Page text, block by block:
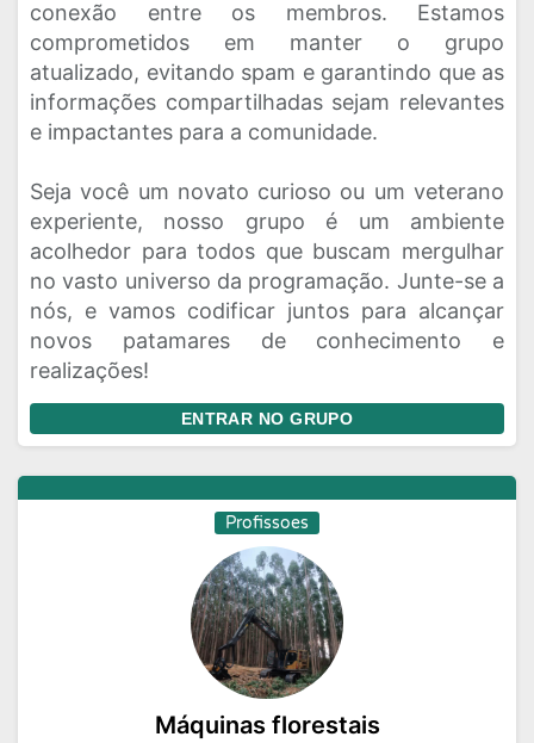
conexão entre os membros. Estamos
comprometidos em manter o grupo
atualizado, evitando spam e garantindo que as
informações compartilhadas sejam relevantes
e impactantes para a comunidade.
Seja você um novato curioso ou um veterano
experiente, nosso grupo é um ambiente
acolhedor para todos que buscam mergulhar
no vasto universo da programação. Junte-se a
nós, e vamos codificar juntos para alcançar
novos patamares de conhecimento e
realizações!
ENTRAR NO GRUPO
Profissoes
Máquinas florestais